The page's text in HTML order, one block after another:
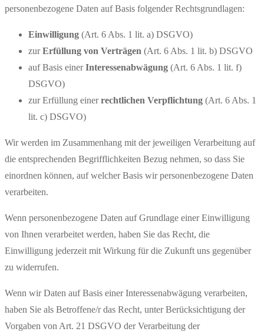
personenbezogene Daten auf Basis folgender Rechtsgrundlagen:
Einwilligung (Art. 6 Abs. 1 lit. a) DSGVO)
zurErfüllung von Verträgen (Art. 6 Abs. 1 lit. b) DSGVO
auf Basis einerInteressenabwägung (Art. 6 Abs. 1 lit. f)
DSGVO)
zur Erfüllung einerrechtlichen Verpflichtung (Art. 6 Abs. 1
lit. c) DSGVO)
Wir werden im Zusammenhang mit der jeweiligen Verarbeitung auf
die entsprechenden Begrifflichkeiten Bezug nehmen, so dass Sie
einordnen können, auf welcher Basis wir personenbezogene Daten
verarbeiten.
Wenn personenbezogene Daten auf Grundlage einer Einwilligung
von Ihnen verarbeitet werden, haben Sie das Recht, die
Einwilligung jederzeit mit Wirkung für die Zukunft uns gegenüber
zu widerrufen.
Wenn wir Daten auf Basis einer Interessenabwägung verarbeiten,
haben Sie als Betroffene/r das Recht, unter Berücksichtigung der
Vorgaben von Art. 21 DSGVO der Verarbeitung der